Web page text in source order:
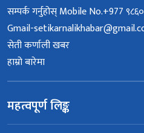
सम्पर्क गर्नुहोस् Mobile No.+977
Gmail-
सेती कर्णाली खबर
हाम्रो बारेमा
महत्वपूर्ण लिङ्क